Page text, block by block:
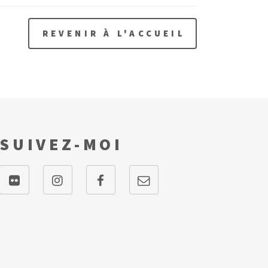
REVENIR À L'ACCUEIL
SUIVEZ-MOI